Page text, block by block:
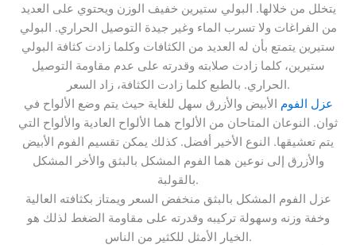
يتخلل من خلالها. البولي ستيرين خفيف الوزن ويحتوي على العديد
من الفراغات ولا تسرب الماء وغير جيدة التوصيل الحراري. البولي
ستيرين يتمتع بأن له العديد من الكثافات وكلما زادت كثافة البولي
ستيرين، كلما زادت صلابته وقدرته على عدم مقاومة التوصيل
الحراري. بالطبع كلما زادت الكثافة، زاد السعر.
عزل الفوم الأبيض والأزرق سهل للغاية حيث يتم وضع الألواح في
ثوان. النوعان المتاحان من الألواح هما الألواح العادية والألواح التي
يتم تعشيقها. النوع الأخير أفضل. كذلك يمكن تقسيم الفوم الأبيض
والأزرق إلى نوعين هما الفوم المشكل بالبثق والأخر المشكل
بالقولبة.
عزل الفوم المشكل بالبثق منخفض السعر ويمتاز بكثافته العالية
وخفة وزنه وسهولة تركيبه وقدرته على مقاومة الضغط لذلك هو
الخيار الأمثل للكثير من الناس.